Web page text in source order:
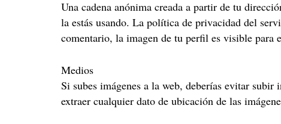
Una cadena anónima creada a partir de tu
la estás usando. La política de privacidad del
comentario, la imagen de tu perfil es visible para
Medios
Si subes imágenes a la web, deberías evitar
extraer cualquier dato de ubicación de las